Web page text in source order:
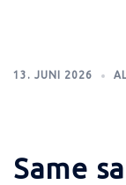
13. JUNI 2026
Same